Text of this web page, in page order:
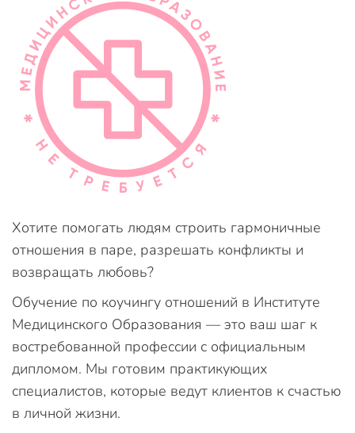
Хотите помогать людям строить гармоничные
отношения в паре, разрешать конфликты и
возвращать любовь?
Обучение по коучингу отношений в Институте
Медицинского Образования — это ваш шаг к
востребованной профессии с официальным
дипломом. Мы готовим практикующих
специалистов, которые ведут клиентов к счастью
в личной жизни.